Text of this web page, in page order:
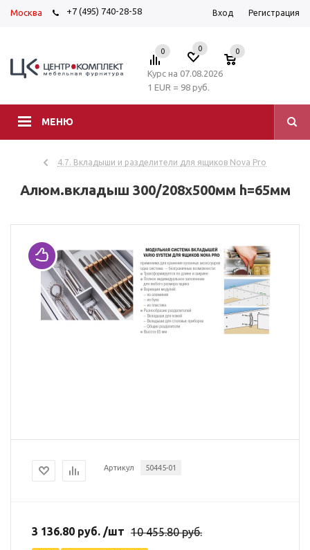
Москва +7 (495) 740-28-58 Вход Регистрация
МЕНЮ
0 0 0
Курс на 07.08.2026
1 EUR = 98 руб.
4.7. Вкладыши и разделители для ящиков Nova Pro
Алюм.вкладыш 300/208х500мм h=65мм
Артикул 50445-01
3 136.80 руб. /шт 10 455.80руб.